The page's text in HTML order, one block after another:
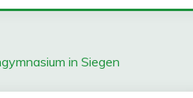
in Siegen